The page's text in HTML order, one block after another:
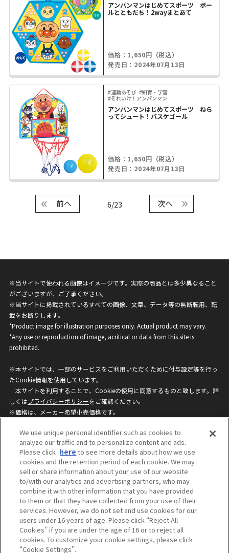
アンパンマンはじめてスポーツ ボー
ルとともだち！2wayまとあて
価格：1,650円（税込）
発売日：2024年07月13日
#運動あそび #知育・学習
#それいけ！アンパンマン
アンパンマンはじめてスポーツ ねら
ってシュート！バスケゴール
価格：1,650円（税込）
発売日：2024年07月13日
6/23
前へ 次へ
※当サイトで使われる画像はイメージです。実際の商品とは多少異なること
がございますが、ご了承ください。
※当サイトに掲載されているすべての画像、文章、データ等の無断転用、転
載をお断りします。
*Product image for illustration purposes only. Actual product may vary.
*Any use or reproduction of image, acritical or data from this site is
prohibited.
※本サイトでは、一部のサービスをご利用いただくために付与設定等を行っ
たCookie情報を使用しています。
本サイトを利用することで、Cookieの使用に同意するものと致します。詳
しくはプライバシーポリシーをご確認ください。
※価格は、メーカー希望小売価格です。
ざいますのでご了承ください。
privacypolicy
Do Not Sell or Share My
Personal Information
ウェブサイトご利用条件
ソーシャルメディアポリシー
個人情報保護方針
お問い合わせ
©BANDAI
We use unique personal identifier such as cookies to
analyze our traffic and to personalize content and ads.
Please click here to see more details about how we use
cookies and the retention period of each cookie. We may
sell or share information about your use of our website
to/with our analytics and advertising partners, who may
combine it with other information that you have provided
to them or that they have collected from your use of their
services. However, we do not set and use cookies for our
users under 16 years of age. Please click “Reject All
Cookies” if you are under the age of 16 or to reject all
cookies. To customize your cookie settings, please click
“Cookie Settings”.